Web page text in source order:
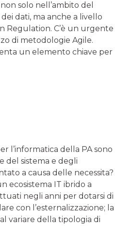
solo nell’ambito del
dati, ma anche a livello
Regulation. C’è un urgente
di metodologie Agile.
un elemento chiave per
l’informatica della PA sono
del sistema e degli
a causa delle necessita?
ecosistema IT ibrido a
negli anni per dotarsi di
con l’esternalizzazione; la
variare della tipologia di